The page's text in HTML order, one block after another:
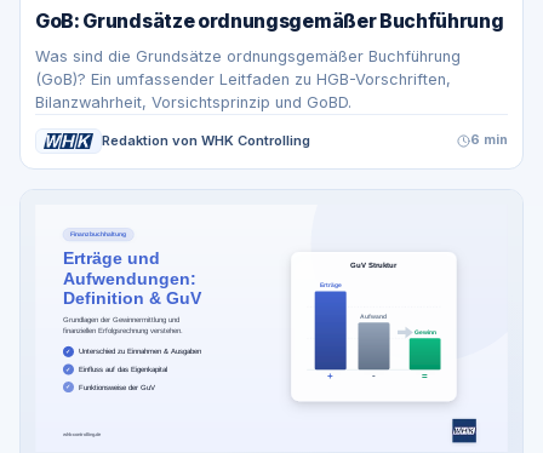
GoB: Grundsätze ordnungsgemäßer Buchführung
Was sind die Grundsätze ordnungsgemäßer Buchführung
(GoB)? Ein umfassender Leitfaden zu HGB-Vorschriften,
Bilanzwahrheit, Vorsichtsprinzip und GoBD.
Redaktion von WHK Controlling 6 min